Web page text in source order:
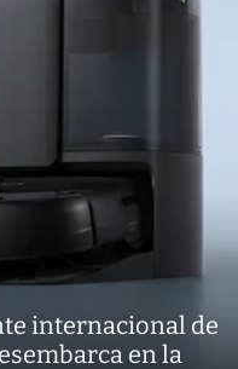
internacional de
en la